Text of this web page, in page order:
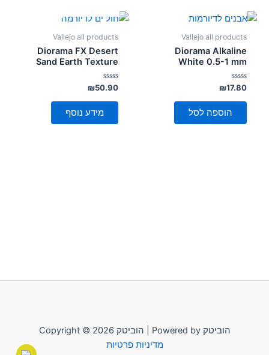
Vallejo all products
Diorama Alkaline
White 0.5-1 mm
דורג
0
מתוך
₪17.80
הוספה לסל
Vallejo all products
Diorama FX Desert
Sand Earth Texture
דורג
0
מתוך
₪50.90
מידע נוסף
Copyright © 2026 הוביטק | Powered by הוביטק
מדיניות פרטיות